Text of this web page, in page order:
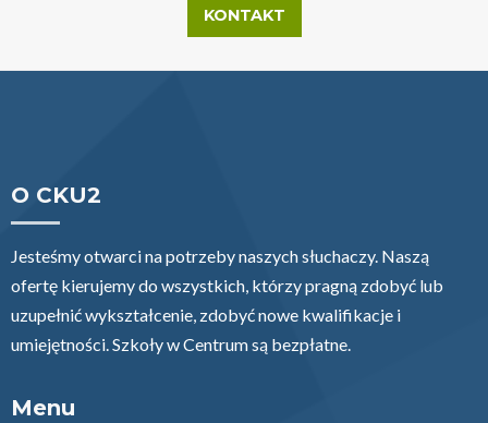
KONTAKT
O CKU2
Jesteśmy otwarci na potrzeby naszych słuchaczy. Naszą
ofertę kierujemy do wszystkich, którzy pragną zdobyć lub
uzupełnić wykształcenie, zdobyć nowe kwalifikacje i
umiejętności. Szkoły w Centrum są bezpłatne.
Menu